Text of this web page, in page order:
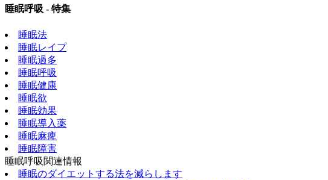
睡眠呼吸 - 特集
睡眠法
睡眠レイプ
睡眠過多
睡眠呼吸
睡眠健康
睡眠欲
睡眠効果
睡眠導入薬
睡眠麻痺
睡眠障害
睡眠呼吸関連情報
睡眠のダイエットする法を減らします